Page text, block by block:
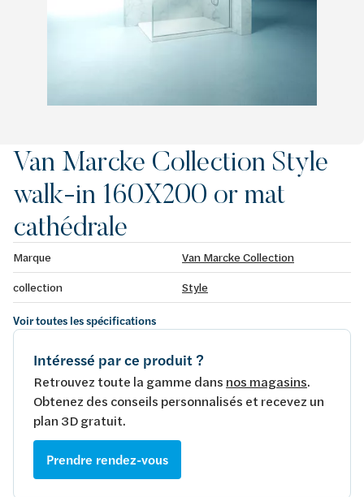
Van Marcke Collection Style
walk-in 160X200 or mat
cathédrale
Marque
Van Marcke Collection
collection
Style
Voir toutes les spécifications
Intéressé par ce produit ?
Retrouvez toute la gamme dans nos magasins.
Obtenez des conseils personnalisés et recevez un
plan 3D gratuit.
Prendre rendez-vous